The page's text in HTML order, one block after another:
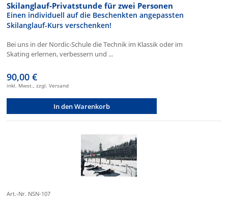
Skilanglauf-Privatstunde für zwei Personen
Einen individuell auf die Beschenkten angepassten
Skilanglauf-Kurs verschenken!
Bei uns in der Nordic-Schule die Technik im Klassik oder im
Skating erlernen, verbessern und ...
90,00 €
inkl. Mwst., zzgl. Versand
In den Warenkorb
Art.-Nr. NSN-107